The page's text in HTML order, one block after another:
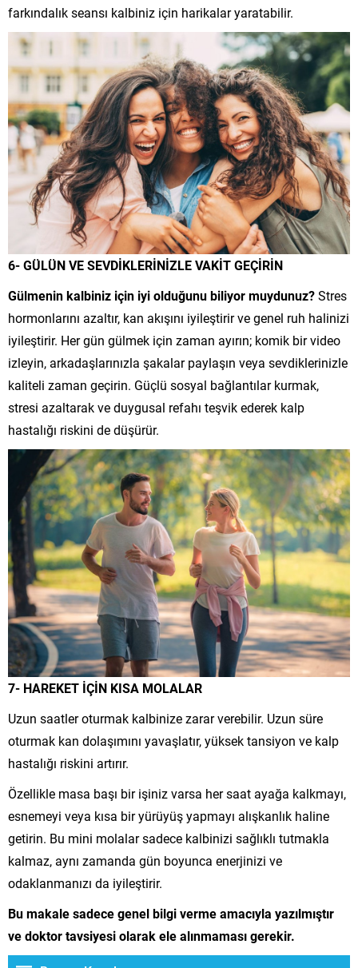
farkındalık seansı kalbiniz için harikalar yaratabilir.
6- GÜLÜN VE SEVDİKLERİNİZLE VAKİT GEÇİRİN
Gülmenin kalbiniz için iyi olduğunu biliyor muydunuz?Stres
hormonlarını azaltır, kan akışını iyileştirir ve genel ruh halinizi
iyileştirir. Her gün gülmek için zaman ayırın; komik bir video
izleyin, arkadaşlarınızla şakalar paylaşın veya sevdiklerinizle
kaliteli zaman geçirin. Güçlü sosyal bağlantılar kurmak,
stresi azaltarak ve duygusal refahı teşvik ederek kalp
hastalığı riskini de düşürür.
7- HAREKET İÇİN KISA MOLALAR
Uzun saatler oturmak kalbinize zarar verebilir. Uzun süre
oturmak kan dolaşımını yavaşlatır, yüksek tansiyon ve kalp
hastalığı riskini artırır.
Özellikle masa başı bir işiniz varsa her saat ayağa kalkmayı,
esnemeyi veya kısa bir yürüyüş yapmayı alışkanlık haline
getirin. Bu mini molalar sadece kalbinizi sağlıklı tutmakla
kalmaz, aynı zamanda gün boyunca enerjinizi ve
odaklanmanızı da iyileştirir.
Bu makale sadece genel bilgi verme amacıyla yazılmıştır
ve doktor tavsiyesi olarak ele alınmaması gerekir.